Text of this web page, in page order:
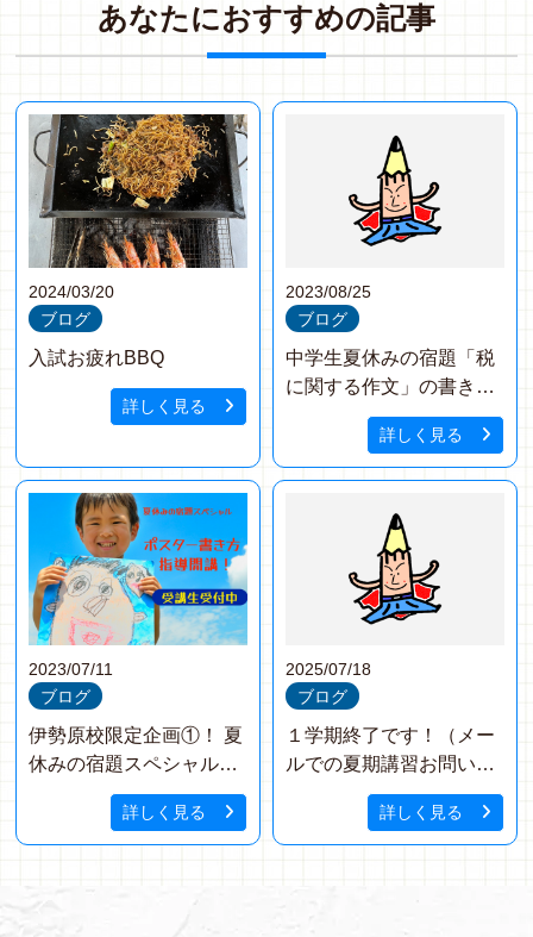
あなたにおすすめの記事
2024/03/20
ブログ
入試お疲れBBQ
詳しく見る
2023/08/25
ブログ
中学生夏休みの宿題「税
に関する作文」の書き方
詳しく見る
2023/07/11
ブログ
伊勢原校限定企画①！ 夏
休みの宿題スペシャル
詳しく見る
2025/07/18
ブログ
１学期終了です！（メー
ルでの夏期講習お問い合
わせはできます）
詳しく見る